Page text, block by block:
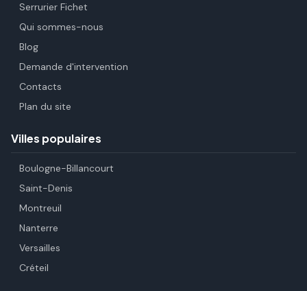
Serrurier Fichet
Qui sommes-nous
Blog
Demande d'intervention
Contacts
Plan du site
Villes populaires
Boulogne-Billancourt
Saint-Denis
Montreuil
Nanterre
Versailles
Créteil